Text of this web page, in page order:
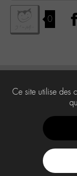
0
Ce site utilise des